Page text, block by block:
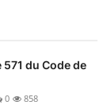
571 du Code de
0 858